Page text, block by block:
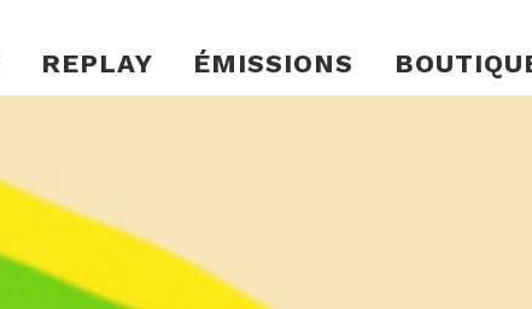
REPLAY ÉMISSIONS